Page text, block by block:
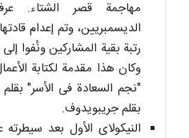
مهاجمة قصر الشتاء.
رتبة بقیة المشارکین ونُفوا
وکان هذا مقدمة لکتابة
"نجم السعادة فی الأسر"
بقلم جریبویدوف.
النیکولای الأول بعد